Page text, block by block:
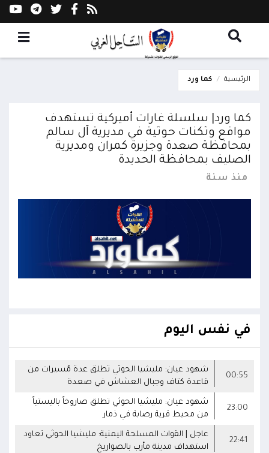
الرئيسية كما ورد
كما ورد| سلسلة غارات أميركية تستهدف
مواقع وثكنات حوثية في مديرية آل سالم
بمحافظة صعدة وجزيرة كمران ومديرية
الصليف بمحافظة الحديدة
منذ سنة
في نفس اليوم
00:55
شهود عيان: مليشيا الحوثي تطلق عدة مُسيرات من
قاعدة كتاف وجبال العشاش في صعدة
23:00
شهود عيان: مليشيا الحوثي تطلق صاروخاً باليستياً
من محيط قرية رصابة في ذمار
22:41
عاجل | القوات المسلحة اليمنية: مليشيا الحوثي تعاود
استهداف مدينة مأرب بالصواريخ